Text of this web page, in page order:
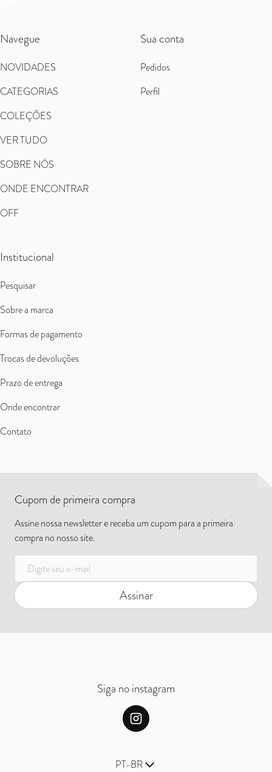
Navegue
NOVIDADES
CATEGORIAS
COLEÇÕES
VER TUDO
SOBRE NÓS
ONDE ENCONTRAR
OFF
Sua conta
Pedidos
Perfil
Institucional
Pesquisar
Sobre a marca
Formas de pagamento
Trocas de devoluções
Prazo de entrega
Onde encontrar
Contato
Cupom de primeira compra
Assine nossa newsletter e receba um cupom para a primeira
compra no nosso site.
E-mail
Assinar
Siga no instagram
Idioma
PT-BR